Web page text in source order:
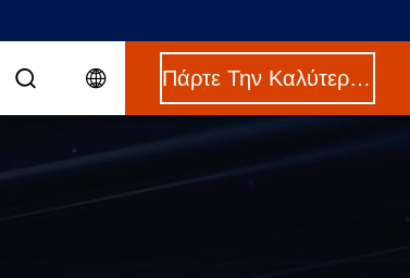
Πάρτε Την Καλύτερη Τιμή